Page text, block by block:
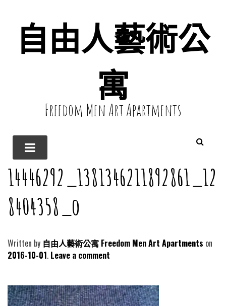
自由人藝術公
寓
Freedom Men Art Apartments
14446292_1381346211892861_12
8404358_o
Written by 自由人藝術公寓 Freedom Men Art Apartments
2016-10-01 Leave a comment